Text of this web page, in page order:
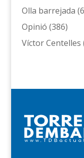
Olla barrejada
Opinió (386)
Víctor Centelles